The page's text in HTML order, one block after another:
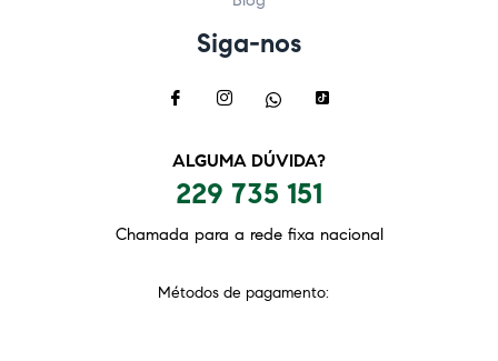
Siga-nos
ALGUMA DÚVIDA?
229 735 151
Chamada para a rede fixa nacional
Métodos de pagamento: